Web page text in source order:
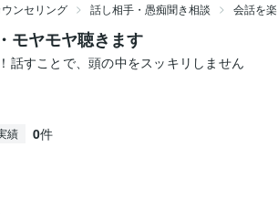
ンセリング 話し相手・愚痴聞き相談 会話を
モヤモヤ聴きます
話すことで、頭の中をスッキリしません
績 0件